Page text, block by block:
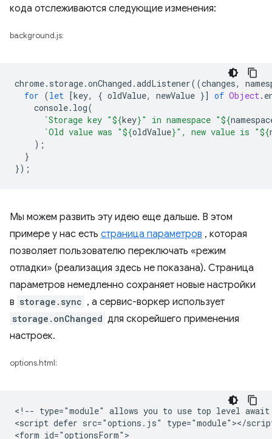
кода отслеживаются следующие изменения:
background.js:
chrome. storage.onChanged .addListener((changes,
for (let [key, { oldValue, newValue }] of Object.
console. log(
`Storage key "${key}" in namespace "${
`Old value was "${oldValue}", new value is "${
);
}
});
Мы можем развить эту идею еще дальше. В этом
примере у нас есть страница параметров , которая
позволяет пользователю переключать «режим
отладки» (реализация здесь не показана). Страница
параметров немедленно сохраняет новые настройки
в storage.sync , а сервис-воркер использует
storage.onChanged для скорейшего применения
настроек.
options.html:
<!-- type="module" allows you to use top level
<script defer src="options.js" type="module"></
<form id="optionsForm">